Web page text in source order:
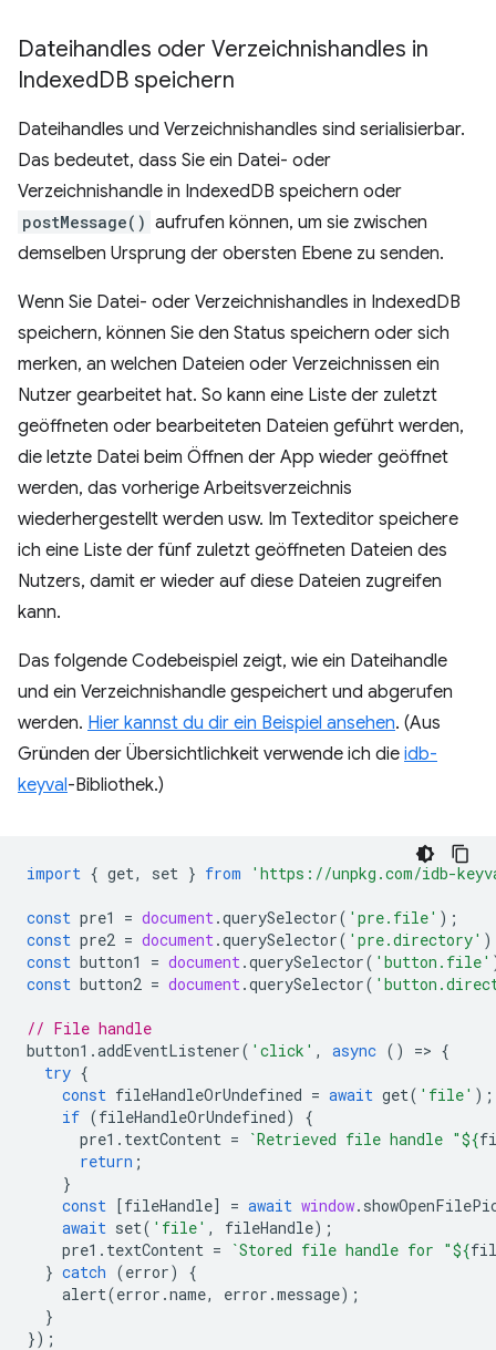
Dateihandles oder Verzeichnishandles in
IndexedDB speichern
Dateihandles und Verzeichnishandles sind serialisierbar.
Das bedeutet, dass Sie ein Datei- oder
Verzeichnishandle in IndexedDB speichern oder
postMessage() aufrufen können, um sie zwischen
demselben Ursprung der obersten Ebene zu senden.
Wenn Sie Datei- oder Verzeichnishandles in IndexedDB
speichern, können Sie den Status speichern oder sich
merken, an welchen Dateien oder Verzeichnissen ein
Nutzer gearbeitet hat. So kann eine Liste der zuletzt
geöffneten oder bearbeiteten Dateien geführt werden,
die letzte Datei beim Öffnen der App wieder geöffnet
werden, das vorherige Arbeitsverzeichnis
wiederhergestellt werden usw. Im Texteditor speichere
ich eine Liste der fünf zuletzt geöffneten Dateien des
Nutzers, damit er wieder auf diese Dateien zugreifen
kann.
Das folgende Codebeispiel zeigt, wie ein Dateihandle
und ein Verzeichnishandle gespeichert und abgerufen
werden. Hier kannst du dir ein Beispiel ansehen. (Aus
Gründen der Übersichtlichkeit verwende ich die idb-
keyval-Bibliothek.)
import { get, set } from 'https://unpkg.com/idb-
const pre1 = document.querySelector( 'pre.file' );
const pre2 = document.querySelector( 'pre.directory'
const button1 = document.querySelector( 'button.file'
const button2 = document.querySelector(
// File handle
button1 .addEventListener( 'click' , async () => {
try {
const fileHandleOrUndefined = await get( 'file' );
if (fileHandleOrUndefined)
{
pre1 . textContent = `Retrieved file handle "${
return ;
}
const [fileHandle] = await window.
await set( 'file' , fileHandle);
pre1 . textContent = `Stored file handle for "${
} catch (error)
{
alert(error .name, error .message);
}
});